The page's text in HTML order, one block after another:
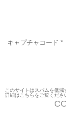
キャプチャコード *
このサイトはスパムを低減
詳細はこちらをご覧くださ